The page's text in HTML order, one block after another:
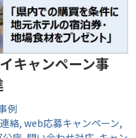
ペーン
例
ムキャンペーン事
例
絡 web応募キャンペーン